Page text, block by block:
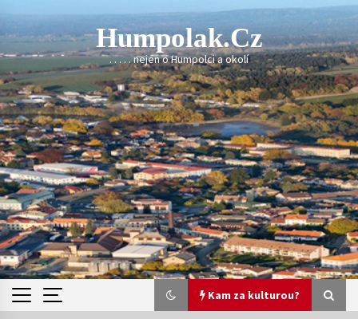
content
Humpolak.cz
. . . . . nejen o Humpolci a okolí
Kam za kulturou?